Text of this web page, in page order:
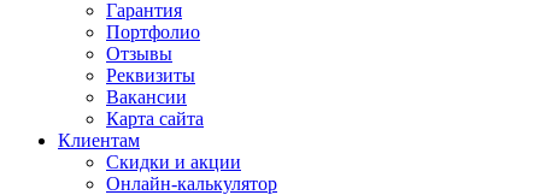
Гарантия
Портфолио
Отзывы
Реквизиты
Вакансии
Карта сайта
Клиентам
Скидки и акции
Онлайн-калькулятор